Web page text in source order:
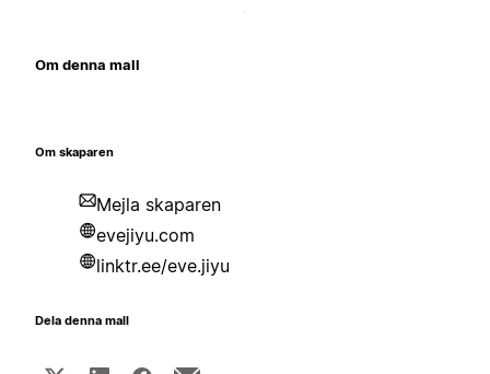
Om denna mall
Om skaparen
Mejla skaparen
evejiyu.com
linktr.ee/eve.jiyu
Dela denna mall